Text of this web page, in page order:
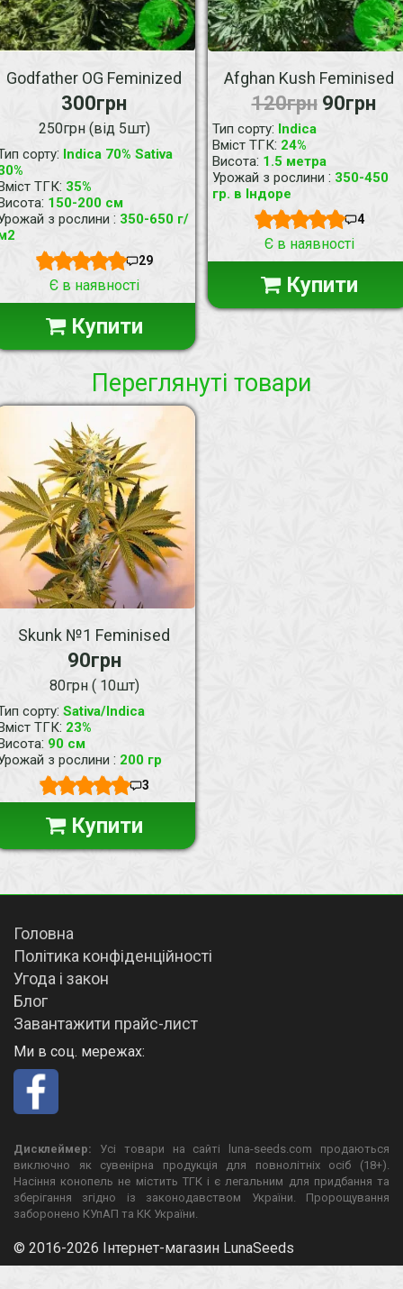
Godfather OG Feminized
300грн
250грн (від 5шт)
сорту: Indica 70% Sativa
ТГК: 35%
: 150-200 см
з рослини : 350-650 г/
29
Є в наявності
Купити
Afghan Kush Feminised
120грн 90грн
Тип сорту: Indica
Вміст ТГК: 24%
Висота: 1.5 метра
Урожай з рослини : 350-450
гр. в Індоре
4
Є в наявності
Купити
Переглянуті товари
Skunk №1 Feminised
90грн
80грн ( 10шт)
сорту: Sativa/Indica
ТГК: 23%
: 90 см
з рослини : 200 гр
3
Купити
Головна
Політика конфіденційності
Угода і закон
Блог
Завантажити прайс-лист
Ми в соц. мережах:
Дисклеймер: Усі товари на сайті luna-seeds.com продаються
виключно як сувенірна продукція для повнолітніх осіб (18+).
Насіння конопель не містить ТГК і є легальним для придбання та
зберігання згідно із законодавством України. Пророщування
заборонено КУпАП та КК України.
© 2016-2026 Інтернет-магазин LunaSeeds